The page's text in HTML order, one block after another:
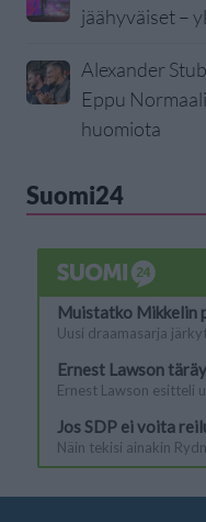
jäähyväiset –
Alexander
Eppu
huomiota
Suomi24